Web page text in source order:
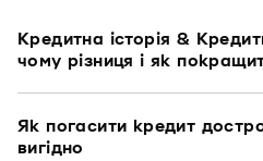
Кредитна історія &
чому різниця і як
Як погасити кредит
вигідно